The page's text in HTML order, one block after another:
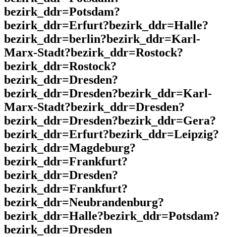
bezirk_ddr=Potsdam?
bezirk_ddr=Erfurt?bezirk_ddr=Halle?
bezirk_ddr=berlin?bezirk_ddr=Karl-
Marx-Stadt?bezirk_ddr=Rostock?
bezirk_ddr=Rostock?
bezirk_ddr=Dresden?
bezirk_ddr=Dresden?bezirk_ddr=Karl-
Marx-Stadt?bezirk_ddr=Dresden?
bezirk_ddr=Dresden?bezirk_ddr=Gera?
bezirk_ddr=Erfurt?bezirk_ddr=Leipzig?
bezirk_ddr=Magdeburg?
bezirk_ddr=Frankfurt?
bezirk_ddr=Dresden?
bezirk_ddr=Frankfurt?
bezirk_ddr=Neubrandenburg?
bezirk_ddr=Halle?bezirk_ddr=Potsdam?
bezirk_ddr=Dresden